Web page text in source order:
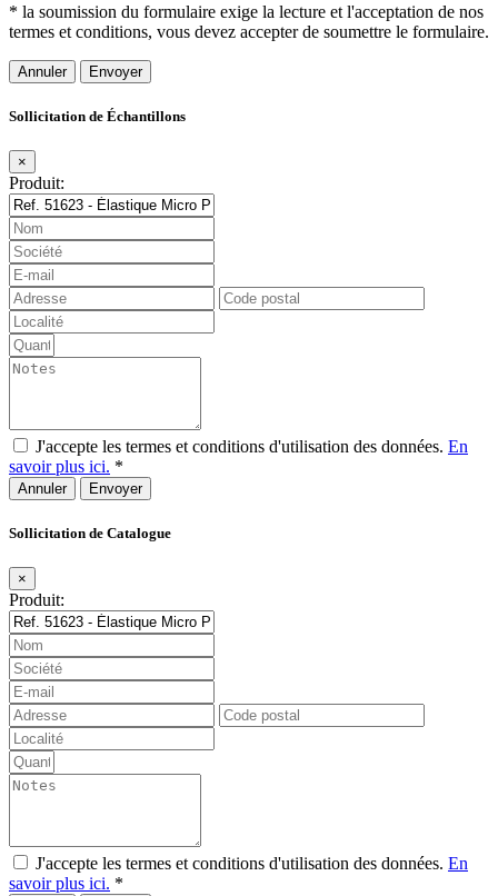
* la soumission du formulaire exige la lecture et l'acceptation de nos
termes et conditions, vous devez accepter de soumettre le formulaire.
Annuler
Sollicitation de Échantillons
×
Produit:
J'accepte les termes et conditions d'utilisation des données. En
savoir plus ici. *
Annuler
Sollicitation de Catalogue
×
Produit:
J'accepte les termes et conditions d'utilisation des données. En
savoir plus ici. *